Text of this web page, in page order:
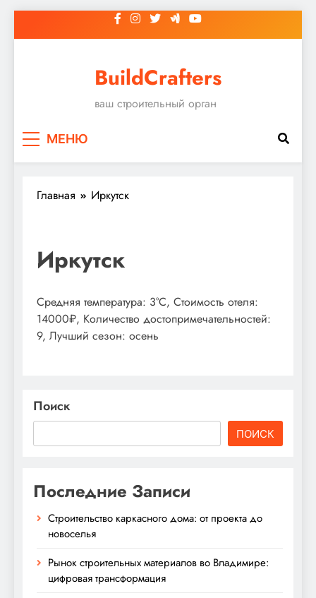
к
BuildCrafters
ваш строительный орган
МЕНЮ
Главная Иркутск
Иркутск
Средняя температура: 3°C, Стоимость отеля:
14000₽, Количество достопримечательностей:
9, Лучший сезон: осень
Поиск
ПОИСК
Последние Записи
Строительство каркасного дома: от проекта до
новоселья
Рынок строительных материалов во Владимире:
цифровая трансформация